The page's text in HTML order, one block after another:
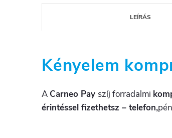
LEÍRÁS
Kényelem
A Carneo Pay szíj forradalmi
érintéssel fizethetsz – telefon,